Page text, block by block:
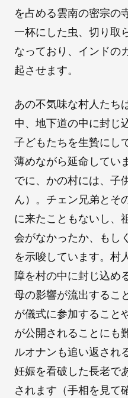
を占める雲南の密宗の
一杯にした虫、切り取
なっており、インドの
起させます。
あの不気味な村人たち
中、地下道の中に封じ
子どもたちを生贄にし
薄めながら延命してい
でに、かの村には、子
ん）。チェン兄弟とそ
に来たこともないし、
会がなかったか、もし
を示唆しています。村
障を村の中に封じ込め
母の影響が流出するこ
が儀式に参加すること
が公開されることにも
ルオナンも追い返され
妊娠を看破した長老で
されます（手相を見て